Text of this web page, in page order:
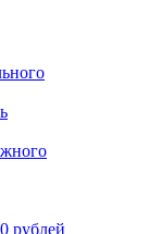
рублей